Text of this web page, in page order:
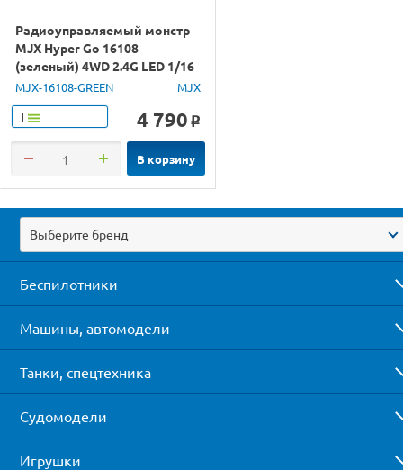
Радиоуправляемый монстр
MJX Hyper Go 16108
(зеленый) 4WD 2.4G LED 1/16
RTR
MJX-16108-GREEN MJX
Т 4 790 o
В корзину
Выберите бренд
Беспилотники
Машины, автомодели
Танки, спецтехника
Судомодели
Игрушки